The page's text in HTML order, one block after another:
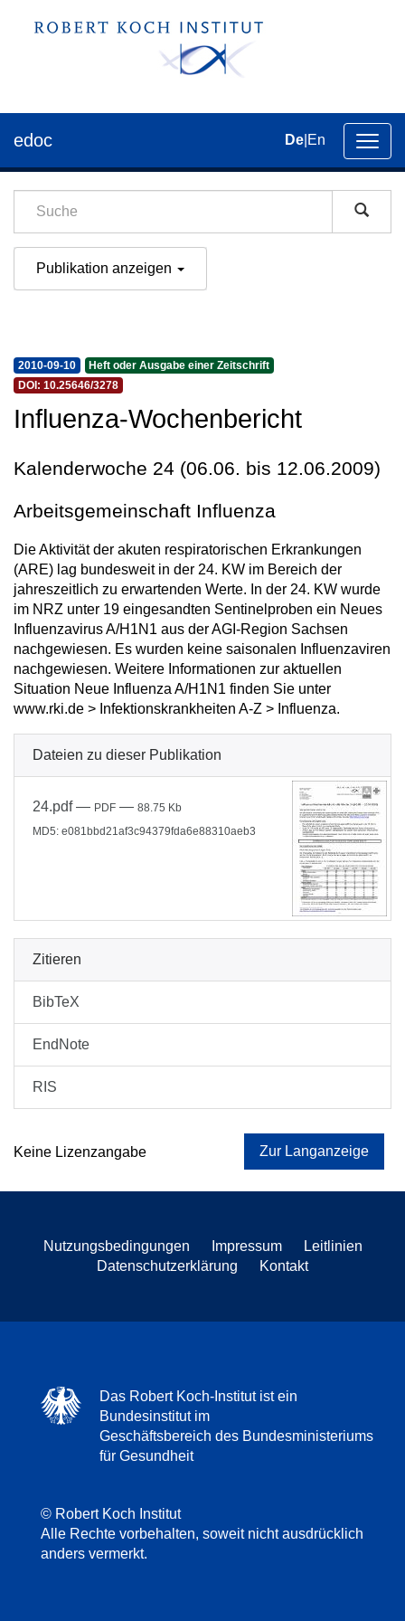
der
edoc De En
Publikation anzeigen
2010-09-10
Heft oder Ausgabe einer Zeitschrift
DOI: 10.25646/3278
Influenza-Wochenbericht
Kalenderwoche 24 (06.06. bis 12.06.2009)
Arbeitsgemeinschaft Influenza
Die Aktivität der akuten respiratorischen Erkrankungen
(ARE) lag bundesweit in der 24. KW im Bereich der
jahreszeitlich zu erwartenden Werte. In der 24. KW wurde
im NRZ unter 19 eingesandten Sentinelproben ein Neues
Influenzavirus A/H1N1 aus der AGI-Region Sachsen
nachgewiesen. Es wurden keine saisonalen Influenzaviren
nachgewiesen. Weitere Informationen zur aktuellen
Situation Neue Influenza A/H1N1 finden Sie unter
www.rki.de > Infektionskrankheiten A-Z > Influenza.
Dateien zu dieser Publikation
24.pdf— PDF — 88.75 Kb
MD5: e081bbd21af3c94379fda6e88310aeb3
Zitieren
BibTeX
EndNote
RIS
Keine Lizenzangabe Zur Langanzeige
Nutzungsbedingungen Impressum
Leitlinien
Datenschutzerklärung
Kontakt
Das Robert Koch-Institut ist ein
Bundesinstitut im
Geschäftsbereich des Bundesministeriums
für Gesundheit
© Robert Koch Institut
Alle Rechte vorbehalten, soweit nicht ausdrücklich
anders vermerkt.